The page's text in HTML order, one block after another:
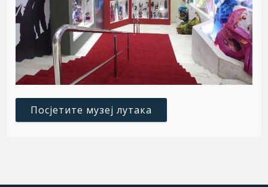
Посјетите музеј лутака